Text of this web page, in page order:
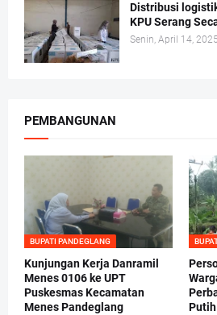
Distribusi
KPU Serang
Senin, April 14, 2025
PEMBANGUNAN
BUPATI PANDEGLANG
Kunjungan Kerja Danramil
Menes 0106 ke UPT
Puskesmas Kecamatan
Menes Pandeglang